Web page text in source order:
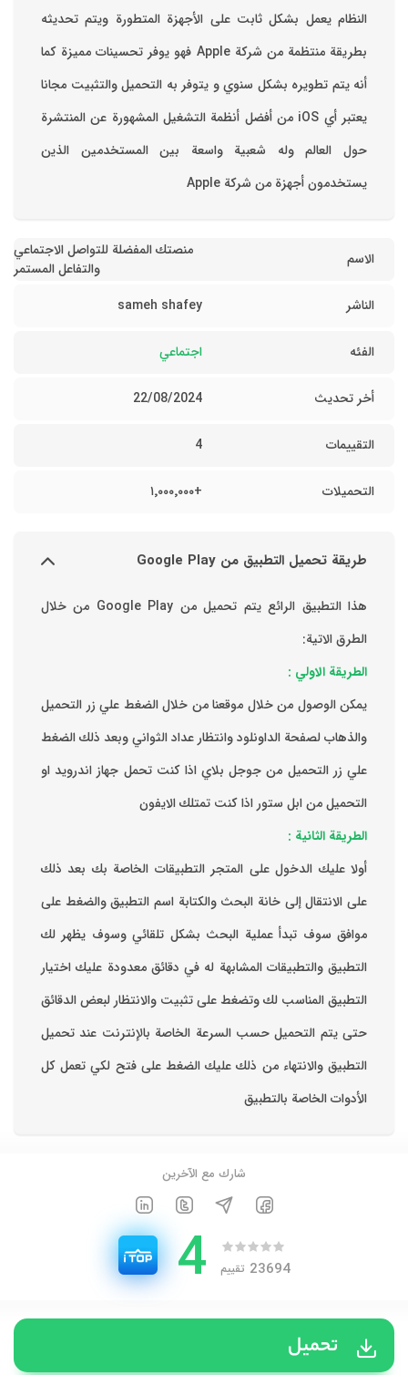
‏النظام يعمل بشكل ثابت على الأجهزة المتطورة ويتم تحديثه
بطريقة منتظمة من شركة Apple فهو يوفر تحسينات مميزة كما
أنه يتم تطويره بشكل سنوي و يتوفر به التحميل والتثبيت مجانا
‏يعتبر أي iOS من أفضل أنظمة التشغيل المشهورة عن المنتشرة
حول العالم وله شعبية واسعة بين المستخدمين الذين
يستخدمون أجهزة من شركة Apple
الاسم
منصتك المفضلة للتواصل الاجتماعي
والتفاعل المستمر
الناشر
sameh shafey
الفئه اجتماعي
أخر تحديث 22/08/2024
التقييمات 4
التحميلات +١٬٠٠٠٬٠٠٠
طريقة تحميل التطبيق من Google Play
هذا التطبيق الرائع يتم تحميل من Google Play من خلال
الطرق الاتية:
الطريقة الاولي :
يمكن الوصول من خلال موقعنا من خلال الضغط علي زر التحميل
والذهاب لصفحة الداونلود وانتظار عداد الثواني وبعد ذلك الضغط
علي زر التحميل من جوجل بلاي اذا كنت تحمل جهاز اندرويد او
التحميل من ابل ستور اذا كنت تمتلك الايفون
الطريقة الثانية :
‏أولا عليك الدخول على المتجر التطبيقات الخاصة بك ‏بعد ذلك
على الانتقال إلى خانة البحث والكتابة اسم التطبيق والضغط على
موافق ‏سوف تبدأ عملية البحث بشكل تلقائي وسوف يظهر لك
التطبيق والتطبيقات المشابهة له في دقائق معدودة ‏عليك اختيار
التطبيق المناسب لك وتضغط على تثبيت والانتظار لبعض الدقائق
حتى يتم التحميل حسب السرعة الخاصة بالإنترنت ‏عند تحميل
التطبيق والانتهاء من ذلك عليك الضغط على فتح لكي تعمل كل
الأدوات الخاصة بالتطبيق
شارك مع الآخرين
23694 تقييم 4
تحميل